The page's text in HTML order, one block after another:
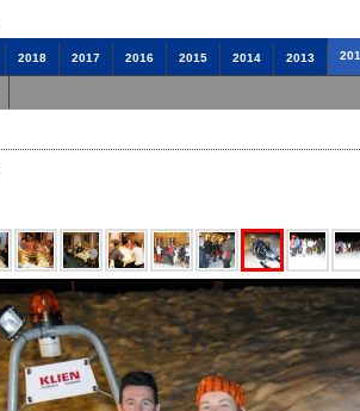
2018 2017 2016 2015 2014 2013